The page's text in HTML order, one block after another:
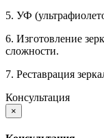
5. УФ
6. Изготовление
сложности.
7. Реставрация
Консультация
×